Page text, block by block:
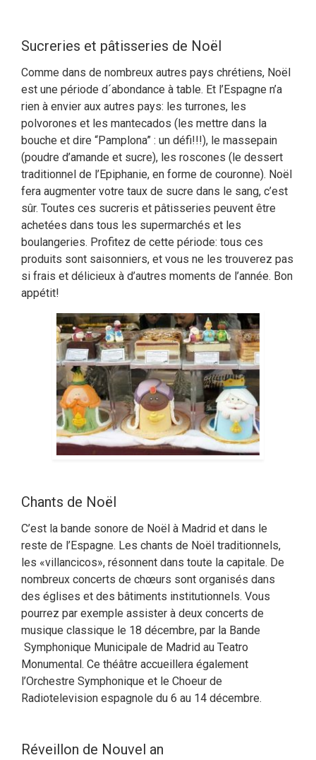
Sucreries et pâtisseries de Noël
Comme dans de nombreux autres pays chrétiens, Noël
est une période d´abondance à table. Et l’Espagne n’a
rien à envier aux autres pays: les turrones, les
polvorones et les mantecados (les mettre dans la
bouche et dire “Pamplona” : un défi!!!), le massepain
(poudre d’amande et sucre), les roscones (le dessert
traditionnel de l’Epiphanie, en forme de couronne). Noël
fera augmenter votre taux de sucre dans le sang, c’est
sûr. Toutes ces sucreris et pâtisseries peuvent être
achetées dans tous les supermarchés et les
boulangeries. Profitez de cette période: tous ces
produits sont saisonniers, et vous ne les trouverez pas
si frais et délicieux à d’autres moments de l’année. Bon
appétit!
Chants de Noël
C’est la bande sonore de Noël à Madrid et dans le
reste de l’Espagne. Les chants de Noël traditionnels,
les «villancicos», résonnent dans toute la capitale. De
nombreux concerts de chœurs sont organisés dans
des églises et des bâtiments institutionnels. Vous
pourrez par exemple assister à deux concerts de
musique classique le 18 décembre, par la Bande
Symphonique Municipale de Madrid au Teatro
Monumental. Ce théâtre accueillera également
l’Orchestre Symphonique et le Choeur de
Radiotelevision espagnole du 6 au 14 décembre.
Réveillon de Nouvel an